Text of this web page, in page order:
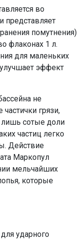
во
представляет
помутнения)
флаконах 1 л.
для маленьких
эффект
не
грязи,
лишь сотые доли
частиц легко
Действие
Маркопул
мельчайших
которые
ударного